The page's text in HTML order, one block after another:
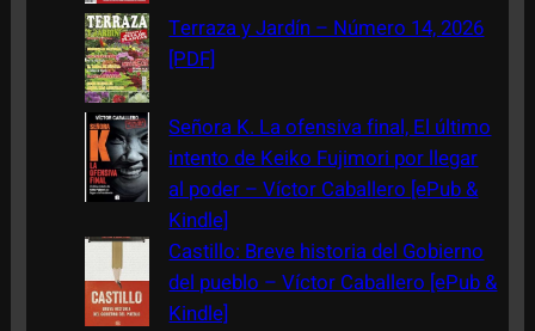
Terraza y Jardín – Número 14, 2026
[PDF]
Señora K. La ofensiva final, El último
intento de Keiko Fujimori por llegar
al poder – Víctor Caballero [ePub &
Kindle]
Castillo: Breve historia del Gobierno
del pueblo – Víctor Caballero [ePub &
Kindle]